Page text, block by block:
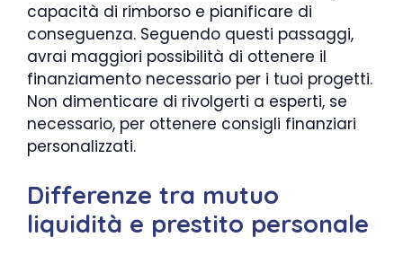
capacità di rimborso e pianificare di
conseguenza. Seguendo questi passaggi,
avrai maggiori possibilità di ottenere il
finanziamento necessario per i tuoi progetti.
Non dimenticare di rivolgerti a esperti, se
necessario, per ottenere consigli finanziari
personalizzati.
Differenze tra mutuo
liquidità e prestito personale